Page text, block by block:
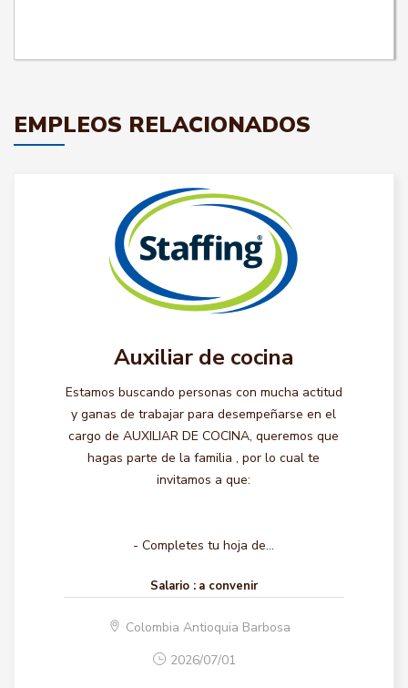
EMPLEOS RELACIONADOS
Auxiliar de cocina
Estamos buscando personas con mucha actitud
y ganas de trabajar para desempeñarse en el
cargo de AUXILIAR DE COCINA, queremos que
hagas parte de la familia , por lo cual te
invitamos a que:
- Completes tu hoja de...
Salario : a convenir
Colombia Antioquia Barbosa
2026/07/01